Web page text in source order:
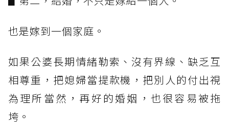
也是嫁到一個家庭。
如果公婆長期情緒勒索、沒有界線、缺乏互
相尊重，把媳婦當提款機，把別人的付出視
為理所當然，再好的婚姻，也很容易被拖
垮。